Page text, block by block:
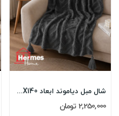
شال مبل دیاموند ابعاد 180X140 رنگ: ANTRASIT
2,250,000 تومان